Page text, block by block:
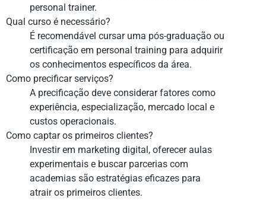
personal trainer.
Qual curso é necessário?
É recomendável cursar uma pós-graduação ou
certificação em personal training para adquirir
os conhecimentos específicos da área.
Como precificar serviços?
A precificação deve considerar fatores como
experiência, especialização, mercado local e
custos operacionais.
Como captar os primeiros clientes?
Investir em marketing digital, oferecer aulas
experimentais e buscar parcerias com
academias são estratégias eficazes para
atrair os primeiros clientes.